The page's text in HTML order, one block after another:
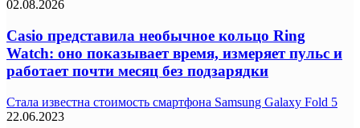
02.08.2026
Casio представила необычное кольцо Ring
Watch: оно показывает время, измеряет пульс и
работает почти месяц без подзарядки
Стала известна стоимость смартфона Samsung Galaxy Fold 5
22.06.2023